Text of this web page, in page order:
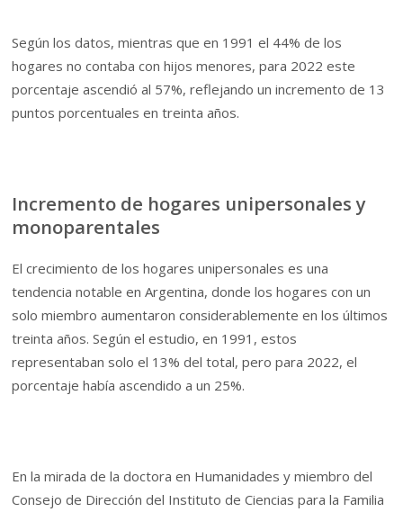
Según los datos, mientras que en 1991 el 44% de los
hogares no contaba con hijos menores, para 2022 este
porcentaje ascendió al 57%, reflejando un incremento de 13
puntos porcentuales en treinta años.
Incremento de hogares unipersonales y
monoparentales
El crecimiento de los hogares unipersonales es una
tendencia notable en Argentina, donde los hogares con un
solo miembro aumentaron considerablemente en los últimos
treinta años. Según el estudio, en 1991, estos
representaban solo el 13% del total, pero para 2022, el
porcentaje había ascendido a un 25%.
En la mirada de la doctora en Humanidades y miembro del
Consejo de Dirección del Instituto de Ciencias para la Familia